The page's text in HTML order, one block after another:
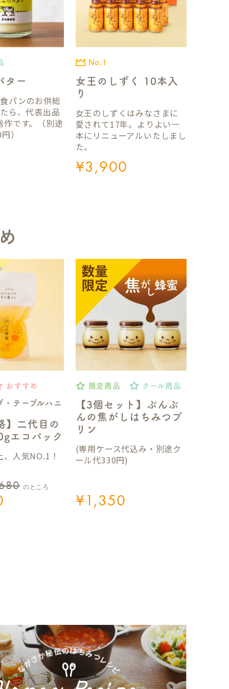
ター
パンのお供総
ら、代表出品
作です。（別途
）
No.1
女王のしずく 10本入
り
女王のしずくはみなさまに
愛されて17年。よりよい一
本にリニューアルいたしまし
た。
¥3,900
おすすめ
・テーブルハニ
】二代目の
エコパック
人気NO.1！
のところ
限定商品 クール商品
【3個セット】ぶんぶ
んの焦がしはちみつプ
リン
(専用ケース代込み・別途ク
ール代330円)
¥1,350